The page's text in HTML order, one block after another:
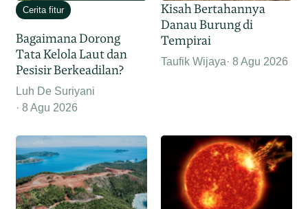
Cerita fitur
Bagaimana Dorong
Tata Kelola Laut dan
Pesisir Berkeadilan?
Luh De Suriyani
8 Agu 2026
Kisah Bertahannya
Danau Burung di
Tempirai
Taufik Wijaya 8 Agu 2026